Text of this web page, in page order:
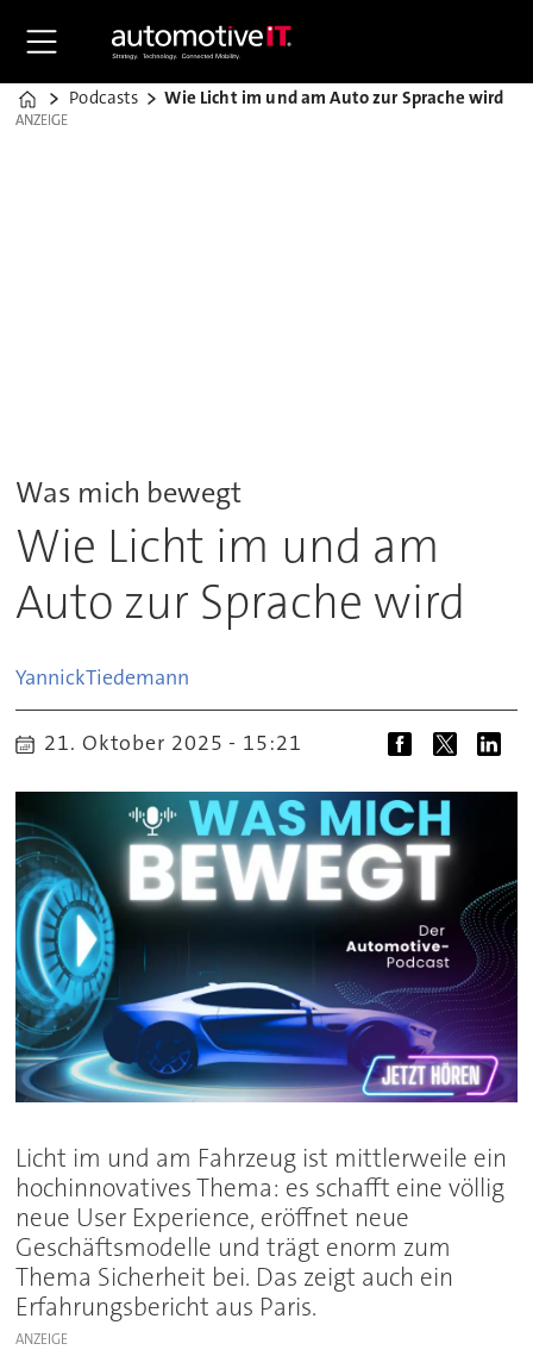
Home
Podcasts Wie Licht im und am Auto zur Sprache wird
ANZEIGE
ANZEIGE
Was mich bewegt
Wie Licht im und am
Auto zur Sprache wird
YannickTiedemann
21. Oktober 2025 - 15:21
Licht im und am Fahrzeug ist mittlerweile ein
hochinnovatives Thema: es schafft eine völlig
neue User Experience, eröffnet neue
Geschäftsmodelle und trägt enorm zum
Thema Sicherheit bei. Das zeigt auch ein
Erfahrungsbericht aus Paris.
ANZEIGE